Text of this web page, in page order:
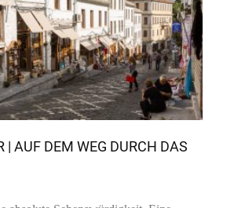
| AUF DEM WEG DURCH DAS